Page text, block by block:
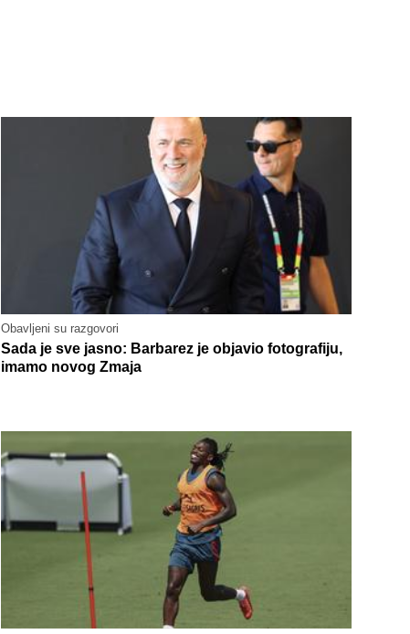
Obavljeni su razgovori
Sada je sve jasno: Barbarez je objavio fotografiju,
imamo novog Zmaja